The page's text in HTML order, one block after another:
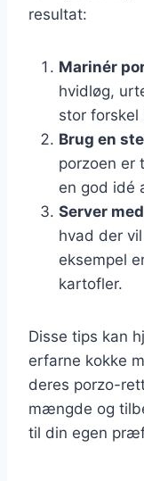
resultat:
Marinér
hvidløg,
stor forskel
Brug en
porzoen er
en god idé
Server
hvad der
eksempel
kartofler.
Disse tips kan
erfarne kokke
deres porzo-
mængde og
til din egen